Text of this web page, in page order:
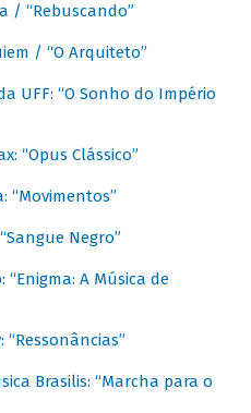
/ “Rebuscando”
/ “O Arquiteto”
UFF: “O Sonho do Império
“Opus Clássico”
“Movimentos”
Negro”
“Enigma: A Música de
“Ressonâncias”
Brasilis: “Marcha para o